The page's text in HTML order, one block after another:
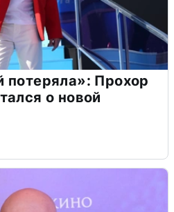
Прохор
о новой